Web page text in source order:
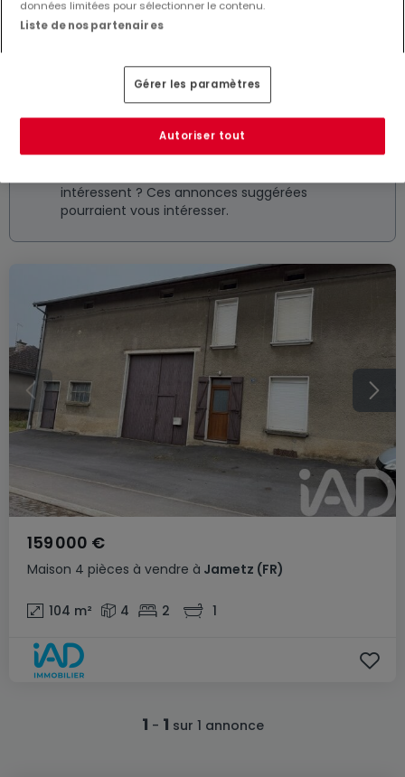
73 m² 4 2 4
Biens similaires à proximité
intéressent ? Ces annonces suggérées
pourraient vous intéresser.
Maison 4 pièces à vendre à Jametz (FR)
159 000 €
104 m² 4 2 1
1 - 1 sur 1 annonce
données limitées pour sélectionner le contenu.
Liste de nos partenaires
Gérer les paramètres
Autoriser tout